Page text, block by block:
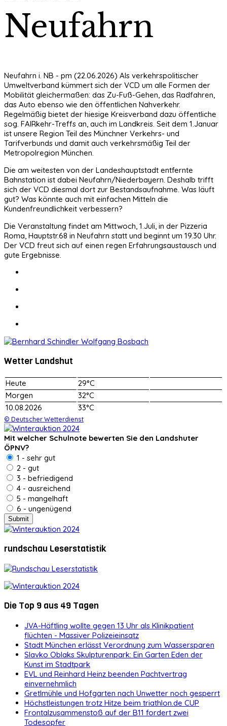
Neufahrn
Neufahrn i. NB - pm (22.06.2026) Als verkehrspolitischer
Umweltverband kümmert sich der VCD um alle Formen der
Mobilität gleichermaßen: das Zu-Fuß-Gehen, das Radfahren,
das Auto ebenso wie den öffentlichen Nahverkehr.
Regelmäßig bietet der hiesige Kreisverband dazu öffentliche
sog. FAIRkehr-Treffs an, auch im Landkreis. Seit dem 1.Januar
ist unsere Region Teil des Münchner Verkehrs- und
Tarifverbunds und damit auch verkehrsmäßig Teil der
Metropolregion München.
Die am weitesten von der Landeshauptstadt entfernte
Bahnstation ist dabei Neufahrn/Niederbayern. Deshalb trifft
sich der VCD diesmal dort zur Bestandsaufnahme. Was läuft
gut? Was könnte auch mit einfachen Mitteln die
Kundenfreundlichkeit verbessern?
Die Veranstaltung findet am Mittwoch, 1.Juli, in der Pizzeria
Roma, Hauptstr.68 in Neufahrn statt und beginnt um 19.30 Uhr.
Der VCD freut sich auf einen regen Erfahrungsaustausch und
gute Ergebnisse.
Wetter Landshut
Heute
29°C
Morgen
32°C
10.08.2026
33°C
© Deutscher Wetterdienst
Mit welcher Schulnote bewerten Sie den Landshuter
ÖPNV?
1 - sehr gut
2 - gut
3 - befriedigend
4 - ausreichend
5 - mangelhaft
6 - ungenügend
rundschau Leserstatistik
Die Top 9 aus 49 Tagen
JVA-Häftling wollte gegen 13 Uhr als Klinikpatient
flüchten - Massiver Polizeieinsatz
Stadt München erlässt Verordnung zum Wassersparen
Slavko Oblaks Skulpturenpark: Ein Garten Eden der
Kunst im Stadtpark
EVL und Reinhard Heinz beenden Pachtvertrag
einvernehmlich
Gretlmühle und Hofgarten nach Unwetter noch gesperrt
Höchstleistungen trotz Hitze beim triathlon.de CUP
Frontalzusammenstoß auf der B11 fordert zwei
Todesopfer